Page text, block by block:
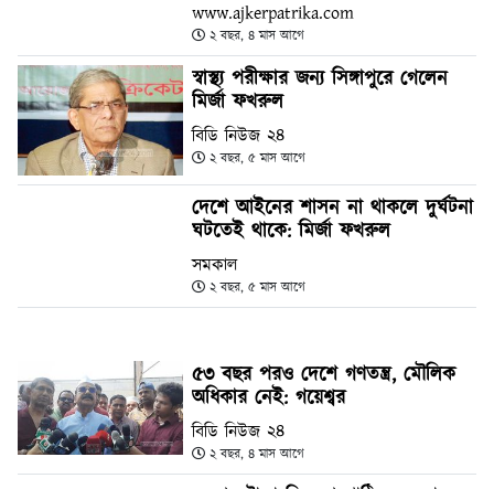
www.ajkerpatrika.com
২ বছর, ৪ মাস আগে
স্বাস্থ্য পরীক্ষার জন্য সিঙ্গাপুরে গেলেন
মির্জা ফখরুল
বিডি নিউজ ২৪
২ বছর, ৫ মাস আগে
দেশে আইনের শাসন না থাকলে দুর্ঘটনা
ঘটতেই থাকে: মির্জা ফখরুল
সমকাল
২ বছর, ৫ মাস আগে
৫৩ বছর পরও দেশে গণতন্ত্র, মৌলিক
অধিকার নেই: গয়েশ্বর
বিডি নিউজ ২৪
২ বছর, ৪ মাস আগে